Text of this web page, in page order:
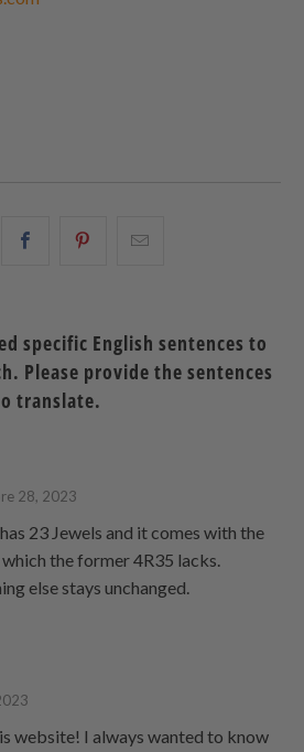
Partager Partagez
ami
specific English sentences to
Please provide the sentences
translate.
28, 2023
23 Jewels and it comes with the
which the former 4R35 lacks.
else stays unchanged.
website! I always wanted to know